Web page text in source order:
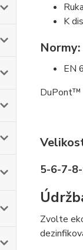
K
Normy:
EN
DuPont™
5-6-7-
Zvolte